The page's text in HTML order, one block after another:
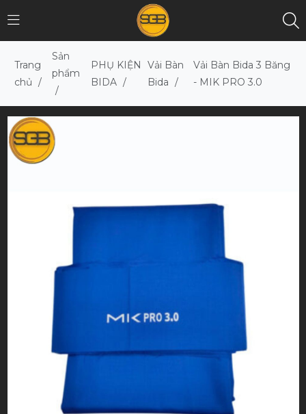
Trang
chủ /
Sản
phẩm
/
PHỤ KIỆN
BIDA /
Vải Bàn
Bida /
Vải Bàn Bida 3 Băng
- MIK PRO 3.0